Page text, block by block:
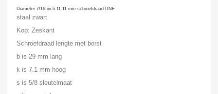
Diameter 7/16 inch 11.11 mm schroefdraad UNF
staal zwart
Kop: Zeskant
Schroefdraad lengte met borst
b is 29 mm lang
k is 7.1 mm hoog
s is 5/8 sleutelmaat